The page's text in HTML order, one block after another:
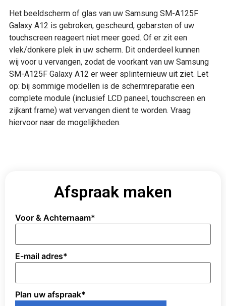
Het beeldscherm of glas van uw Samsung SM-A125F
Galaxy A12 is gebroken, gescheurd, gebarsten of uw
touchscreen reageert niet meer goed. Of er zit een
vlek/donkere plek in uw scherm. Dit onderdeel kunnen
wij voor u vervangen, zodat de voorkant van uw Samsung
SM-A125F Galaxy A12 er weer splinternieuw uit ziet. Let
op: bij sommige modellen is de schermreparatie een
complete module (inclusief LCD paneel, touchscreen en
zijkant frame) wat vervangen dient te worden. Vraag
hiervoor naar de mogelijkheden.
Afspraak maken
Voor & Achternaam*
E-mail adres*
Plan uw afspraak*